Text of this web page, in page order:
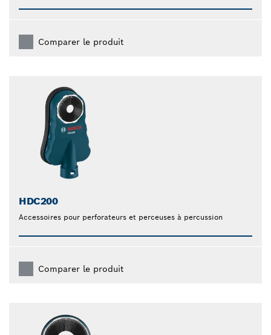
Comparer le produit
HDC200
Accessoires pour perforateurs et perceuses à percussion
Comparer le produit